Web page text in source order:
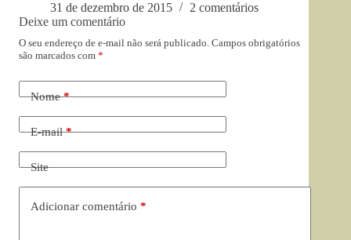
31 de dezembro de 2015
2 comentários
Deixe um comentário
O seu endereço de e-mail não será publicado. Campos obrigatórios
são marcados com *
Nome*
E-mail*
Site
Adicionar comentário *